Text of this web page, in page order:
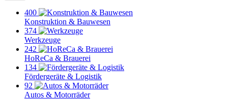
400
Konstruktion & Bauwesen
374
Werkzeuge
242
HoReCa & Brauerei
134
Fördergeräte & Logistik
92
Autos & Motorräder